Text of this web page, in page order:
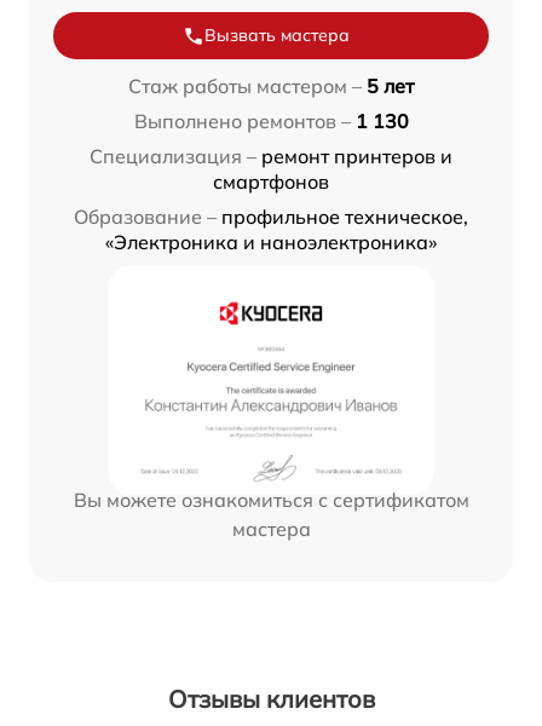
Вызвать мастера
Стаж работы мастером – 5 лет
Выполнено ремонтов – 1 130
Специализация – ремонт принтеров и
смартфонов
Образование – профильное техническое,
«Электроника и наноэлектроника»
Вы можете ознакомиться с сертификатом
мастера
Отзывы клиентов